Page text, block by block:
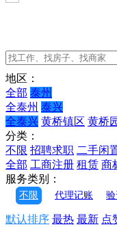
地区：
全部 泰州
全泰州 泰兴
全泰兴 黄桥镇区 黄桥
分类：
不限 招聘求职 二手闲
全部 工商注册 租赁 商
服务类别：
不限 代理记账 验
默认排序 最热 最新 点